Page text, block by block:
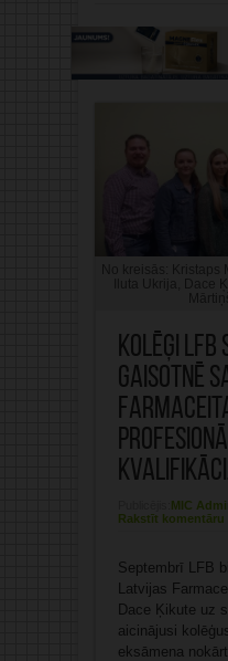
Kolēģi LFB
gaisotnē
MIC
Rakstīt komentāru
Septembrī LFB
Latvijas
Dace Ķikute uz
aicinājusi
eksāmena